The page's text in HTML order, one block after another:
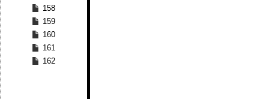
158
159
160
161
162